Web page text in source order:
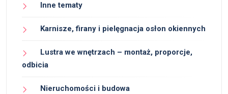
Inne tematy
Karnisze, firany i pielęgnacja osłon okiennych
Lustra we wnętrzach – montaż, proporcje,
odbicia
Nieruchomości i budowa